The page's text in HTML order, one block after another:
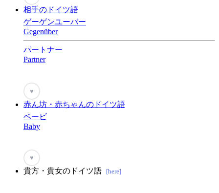
相手のドイツ語
ゲーゲンユーバー
Gegenüber
パートナー
Partner
♥
赤ん坊・赤ちゃんのドイツ語
ベービ
Baby
♥
貴方・貴女のドイツ語 [here]